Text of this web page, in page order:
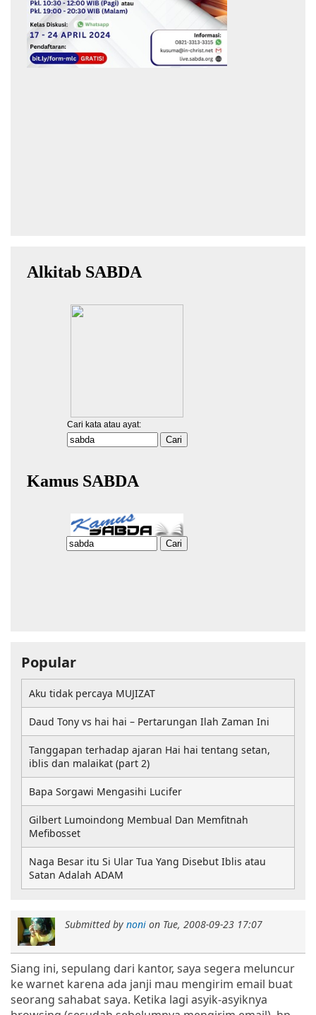
Submitted bynoni on Tue, 2008-09-23 17:07
Siang ini, sepulang dari kantor, saya segera meluncur
ke warnet karena ada janji mau mengirim email buat
seorang sahabat saya. Ketika lagi asyik-asyiknya
Popular
Aku tidak percaya MUJIZAT
Daud Tony vs hai hai – Pertarungan Ilah Zaman Ini
Tanggapan terhadap ajaran Hai hai tentang setan,
iblis dan malaikat (part 2)
Bapa Sorgawi Mengasihi Lucifer
Gilbert Lumoindong Membual Dan Memfitnah
Mefibosset
Naga Besar itu Si Ular Tua Yang Disebut Iblis atau
Satan Adalah ADAM